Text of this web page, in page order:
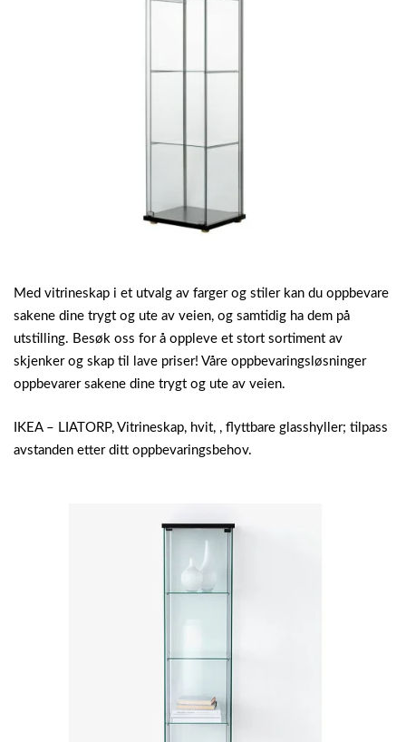
Med vitrineskap i et utvalg av farger og stiler kan du oppbevare
sakene dine trygt og ute av veien, og samtidig ha dem på
utstilling. Besøk oss for å oppleve et stort sortiment av
skjenker og skap til lave priser! Våre oppbevaringsløsninger
oppbevarer sakene dine trygt og ute av veien.
IKEA – LIATORP, Vitrineskap, hvit, , flyttbare glasshyller; tilpass
avstanden etter ditt oppbevaringsbehov.